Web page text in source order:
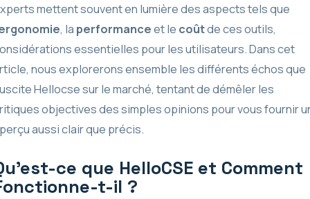
mettent souvent en lumière des aspects tels que
, la performanceet le coûtde ces outils,
essentielles pour les utilisateurs. Dans cet
nous explorerons ensemble les différents échos que
Hellocse sur le marché, tentant de démêler les
objectives des simples opinions pour vous fournir
aussi clair que précis.
ce que HelloCSE et Comment
t-il ?